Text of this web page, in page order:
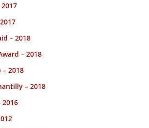
– 2018
– 2018
2018
– 2018
2016